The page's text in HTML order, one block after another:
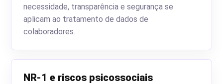
necessidade, transparência e segurança se
aplicam ao tratamento de dados de
colaboradores.
NR-1 e riscos psicossociais